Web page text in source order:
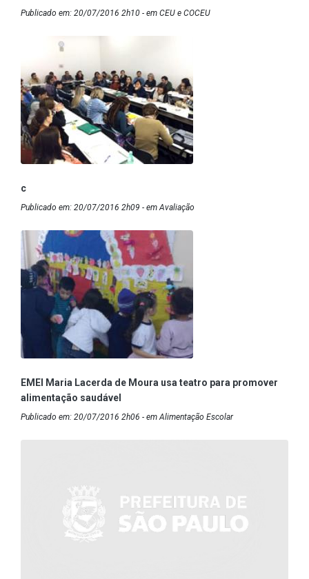
Publicado em: 20/07/2016 2h10 - em CEU e COCEU
c
Publicado em: 20/07/2016 2h09 - em Avaliação
EMEI Maria Lacerda de Moura usa teatro para promover
alimentação saudável
Publicado em: 20/07/2016 2h06 - em Alimentação Escolar